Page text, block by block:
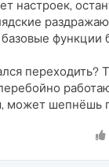
настроек,
функции
переходить?
может шепнёшь